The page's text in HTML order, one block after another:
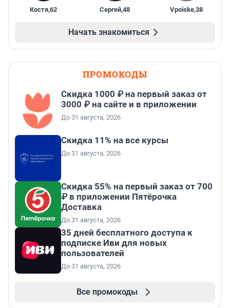
Костя,62 Сергей,48 Vpoiske,38
Начать знакомиться
ПРОМОКОДЫ
Скидка 1000 ₽ на первый заказ от
3000 ₽ на сайте и в приложении
До 31 августа, 2026
Скидка 11% на все курсы
До 31 августа, 2026
Скидка 55% на первый заказ от 700
₽ в приложении Пятёрочка
Доставка
До 31 августа, 2026
35 дней бесплатного доступа к
подписке Иви для новых
пользователей
До 31 августа, 2026
Все промокоды